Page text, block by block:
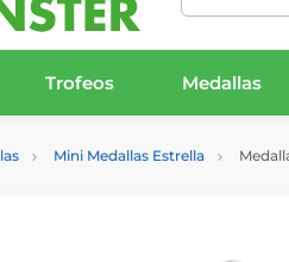
Trofeos Medallas
Mini Medallas Estrella